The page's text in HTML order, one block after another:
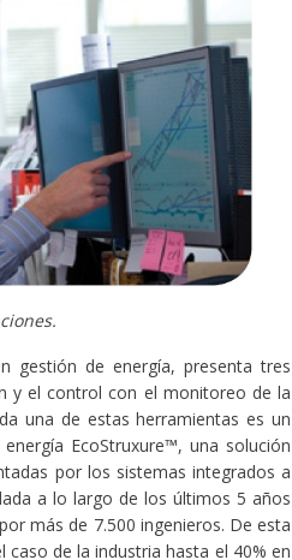
gestión de energía, presenta tres
y el control con el monitoreo de la
una de estas herramientas es un
EcoStruxure™, una solución
por los sistemas integrados a
a lo largo de los últimos 5 años
más de 7.500 ingenieros. De esta
de la industria hasta el 40% en